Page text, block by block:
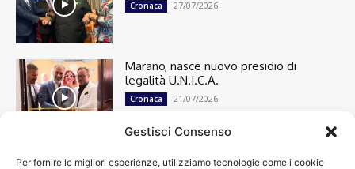
Gestisci Consenso
Per fornire le migliori esperienze, utilizziamo tecnologie come i cookie
Cronaca 27/07/2026
Marano, nasce nuovo presidio di
legalità U.N.I.C.A.
Cronaca 21/07/2026